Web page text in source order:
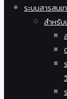
ระบบสารสนเ
สำหรั